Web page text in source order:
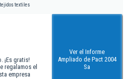
textiles
¡Es gratis!
regalamos el
empresa
Ver el Informe
Ampliado de Pact 2004
Sa